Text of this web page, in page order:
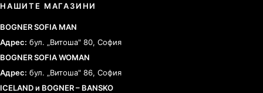
НАШИТЕ МАГАЗИНИ
BOGNER SOFIA MAN
Адрес: бул. „Витоша" 80, София
BOGNER SOFIA WOMAN
Адрес: бул. „Витоша" 86, София
ICELAND и BOGNER – BANSKO